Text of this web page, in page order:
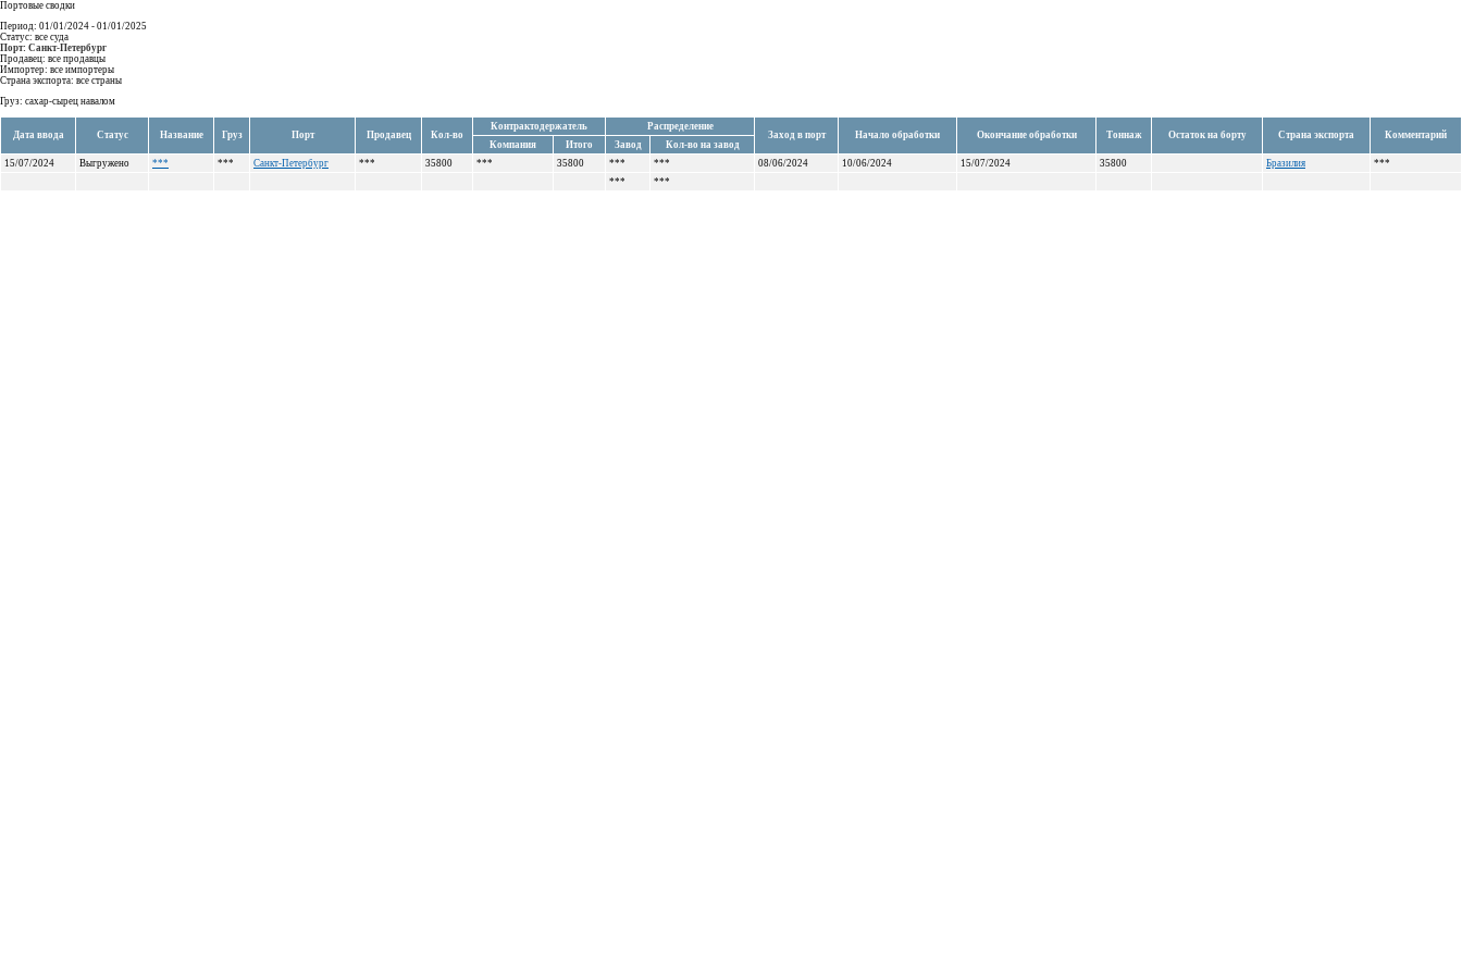
Портовые сводки
Период: 01/01/2024 - 01/01/2025
Статус: все суда
Порт: Санкт-Петербург
Продавец: все продавцы
Импортер: все импортеры
Страна экспорта: все страны
Груз: сахар-сырец навалом
Дата ввода Статус Название Груз Порт Продавец Кол-во
Контрактодержатель
Распределение
Заход в порт
Начало обработки Окончание обработки Тоннаж Остаток на борту Страна экспорта
Комментарий
Компания
Итого Завод
Кол-во на завод
15/07/2024
Выгружено *** *** Санкт-Петербург *** 35800 *** 35800 *** *** 08/06/2024 10/06/2024 15/07/2024 35800 Бразилия
***
***
***